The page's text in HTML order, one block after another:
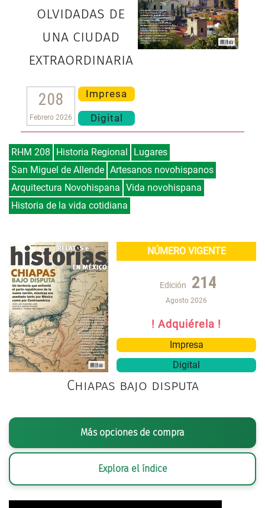
olvidadas de
una ciudad
extraordinaria
208
Febrero 2026
Impresa
Digital
RHM 208 Historia Regional
Lugares
San Miguel de Allende Artesanos novohispanos
Arquitectura Novohispana Vida novohispana
Historia de la vida cotidiana
NÚMERO VIGENTE
Edición 214
Agosto 2026
! Adquiérela !
Impresa
Digital
Chiapas bajo disputa
Más opciones de compra
Explora el índice